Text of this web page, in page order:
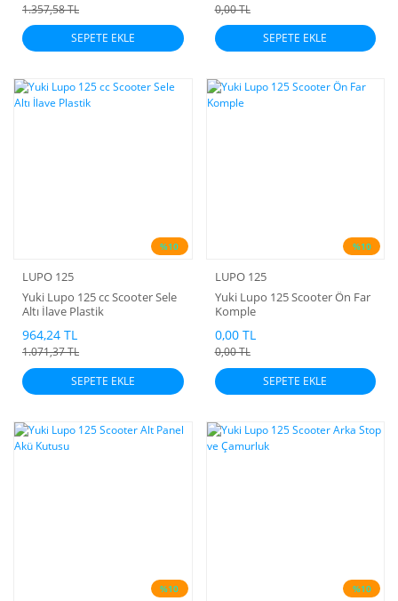
1.357,58 TL
SEPETE EKLE
0,00 TL
SEPETE EKLE
%10
LUPO 125
Yuki Lupo 125 cc Scooter Sele
Altı İlave Plastik
964,24 TL
1.071,37 TL
SEPETE EKLE
%10
LUPO 125
Yuki Lupo 125 Scooter Ön Far
Komple
0,00 TL
0,00 TL
SEPETE EKLE
%10 %10